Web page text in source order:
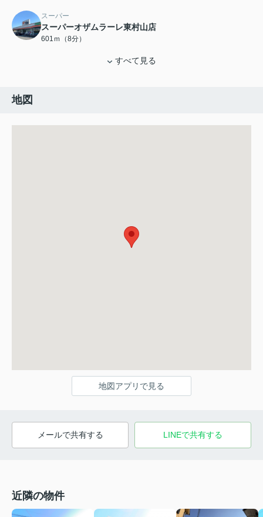
スーパー
スーパーオザムラーレ東村山店
601ｍ（8分）
すべて見る
地図
地図アプリで見る
メールで共有する LINEで共有する
近隣の物件